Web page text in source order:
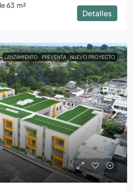
63 m²
Detalles
LANZAMIENTO PREVENTA NUEVO PROYECTO